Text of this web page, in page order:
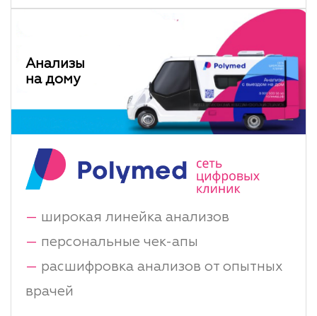
Анализы
на дому
— широкая линейка анализов
— персональные чек-апы
— расшифровка анализов от опытных
врачей